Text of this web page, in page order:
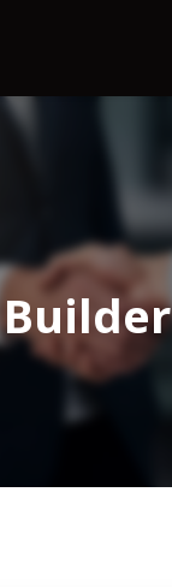
Builder